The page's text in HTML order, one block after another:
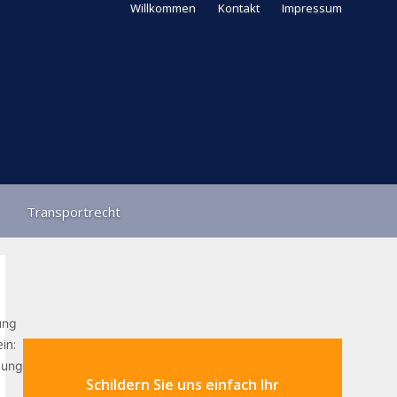
Willkommen Kontakt Impressum
Transportrecht
Schildern Sie uns einfach Ihr